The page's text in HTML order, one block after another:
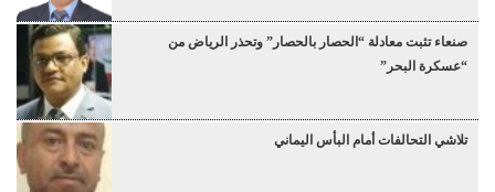
صنعاء تثبت معادلة “الحصار بالحصار” وتحذر الرياض من
“عسكرة البحر”
تلاشي التحالفات أمام البأس اليماني